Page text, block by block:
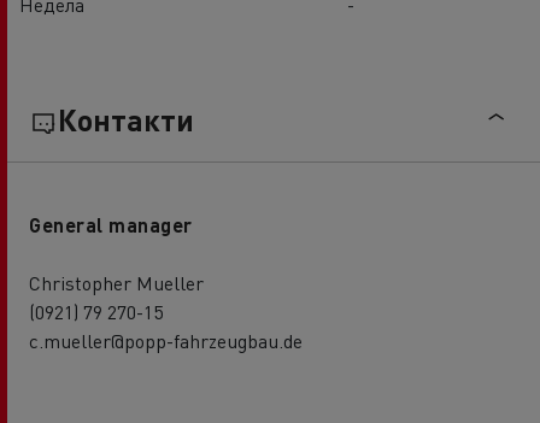
Контакти
General manager
Christopher Mueller
(0921) 79 270-15
c.mueller@popp-fahrzeugbau.de